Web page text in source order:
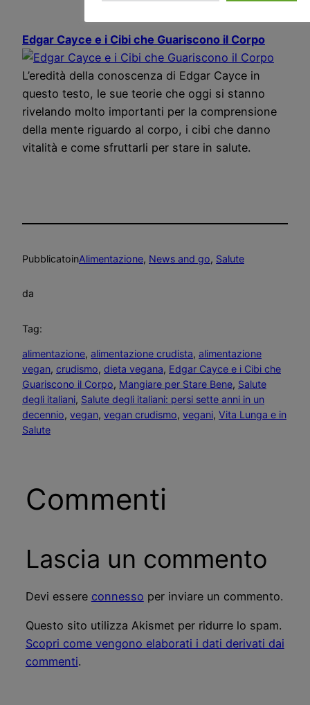
Edgar Cayce e i Cibi che Guariscono il Corpo
L’eredità della conoscenza di Edgar Cayce in
questo testo, le sue teorie che oggi si stanno
rivelando molto importanti per la comprensione
della mente riguardo al corpo, i cibi che danno
vitalità e come sfruttarli per stare in salute.
PubblicatoinAlimentazione, News and go, Salute
da
Tag:
alimentazione, alimentazione crudista, alimentazione
vegan, crudismo, dieta vegana, Edgar Cayce e i Cibi che
Guariscono il Corpo, Mangiare per Stare Bene, Salute
degli italiani, Salute degli italiani: persi sette anni in un
decennio, vegan, vegan crudismo, vegani, Vita Lunga e in
Salute
Commenti
Lascia un commento
Devi essere connesso per inviare un commento.
Questo sito utilizza Akismet per ridurre lo spam.
Scopri come vengono elaborati i dati derivati dai
commenti.